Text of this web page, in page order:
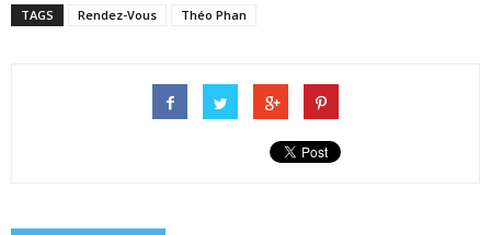
TAGS Rendez-Vous Théo Phan